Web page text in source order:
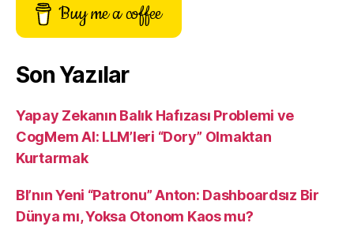
Buy me a coffee
Son Yazılar
Yapay Zekanın Balık Hafızası Problemi ve
CogMem AI: LLM’leri “Dory” Olmaktan
Kurtarmak
BI’nın Yeni “Patronu” Anton: Dashboardsız Bir
Dünya mı, Yoksa Otonom Kaos mu?